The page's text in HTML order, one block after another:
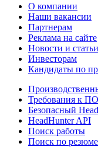
О компании
Наши вакансии
Партнерам
Реклама на сайте
Новости и статьи
Инвесторам
Кандидаты по
Требования к ПО
Безопасный
HeadHunter API
Поиск работы
Поиск по резюме